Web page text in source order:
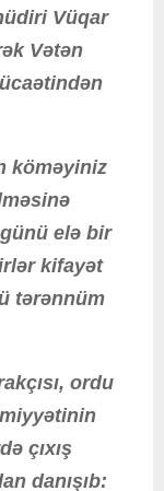
Vüqar
Vətən
köməyiniz
elə bir
kifayət
tərənnüm
ordu
çıxış
danışıb: